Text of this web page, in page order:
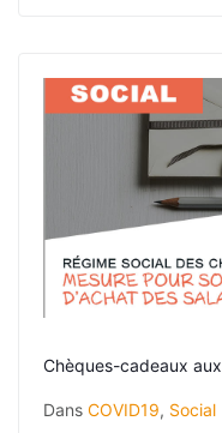
Chèques-cadeaux
Dans COVID19, Social